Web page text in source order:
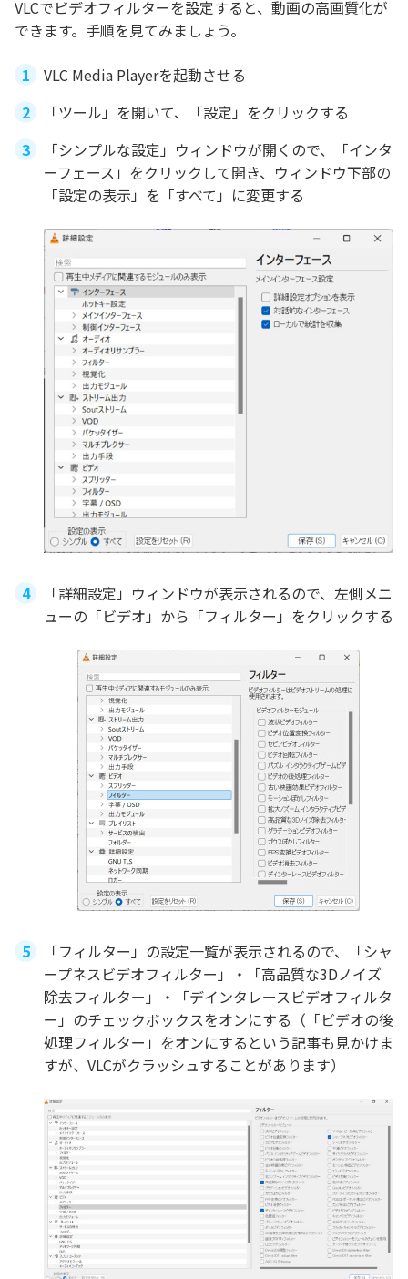
VLCでビデオフィルターを設定すると、動画の高画質化が
できます。手順を見てみましょう。
VLC Media Playerを起動させる
「ツール」を開いて、「設定」をクリックする
「シンプルな設定」ウィンドウが開くので、「インタ
ーフェース」をクリックして開き、ウィンドウ下部の
「設定の表示」を「すべて」に変更する
「詳細設定」ウィンドウが表示されるので、左側メニ
ューの「ビデオ」から「フィルター」をクリックする
「フィルター」の設定一覧が表示されるので、「シャ
ープネスビデオフィルター」・「高品質な3Dノイズ
除去フィルター」・「デインタレースビデオフィルタ
ー」のチェックボックスをオンにする（「ビデオの後
処理フィルター」をオンにするという記事も見かけま
すが、VLCがクラッシュすることがあります）